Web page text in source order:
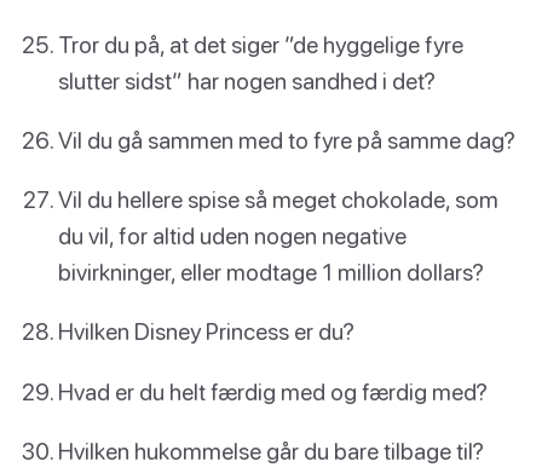
Tror du på, at det siger ”de hyggelige fyre
slutter sidst” har nogen sandhed i det?
Vil du gå sammen med to fyre på samme dag?
Vil du hellere spise så meget chokolade, som
du vil, for altid uden nogen negative
bivirkninger, eller modtage 1 million dollars?
Hvilken Disney Princess er du?
Hvad er du helt færdig med og færdig med?
Hvilken hukommelse går du bare tilbage til?